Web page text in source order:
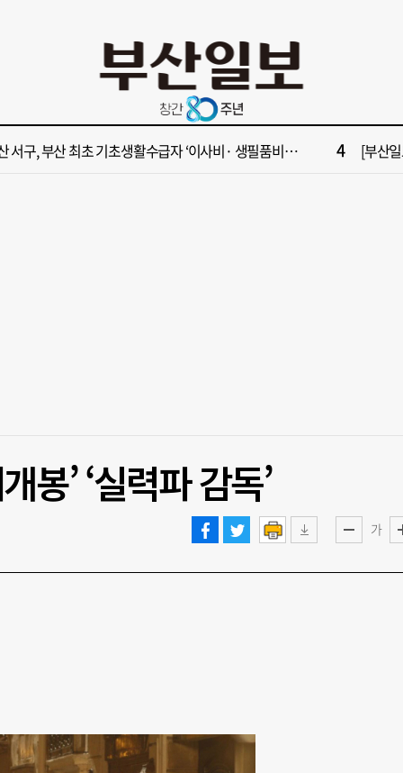
파크골프장 일찍 개장했더니 새벽부터 ‘문전성시’ 해수
서구, 부산 최초 기초생활수급자 ‘이사비· 생필품비’ 지원 [부산
雨…주말 부울경 비 소식 6 ‘대한
봉’ ‘실력파 감독’
가